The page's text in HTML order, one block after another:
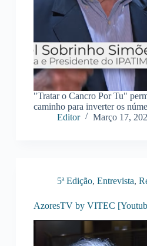
"Tratar o Cancro Por Tu"
caminho para inverter os
Editor
Março 17,
5ª Edição, Entrevista,
AzoresTV by VITEC